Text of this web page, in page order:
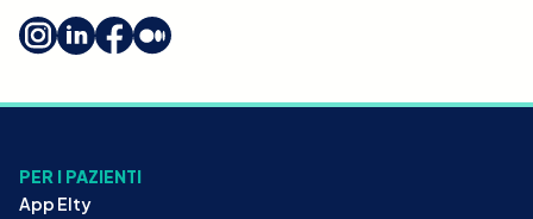
PER I PAZIENTI
App Elty